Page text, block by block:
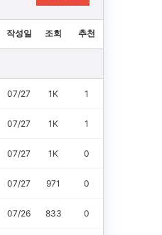
작성일 조회 추천
07/27 1K 1
07/27 1K 1
07/27 1K 0
07/27 971 0
07/26 833 0